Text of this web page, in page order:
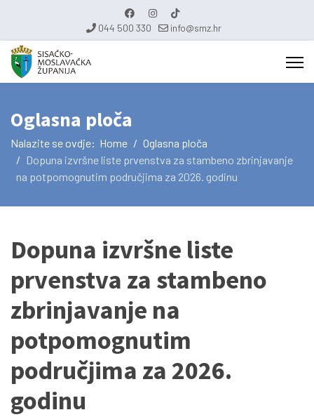
044 500 330 info@smz.hr
Oglasna ploča
Nalazite se ovdje: Home
Oglasna ploča
Dopuna izvršne liste prvenstva za stambeno zbrinjavanje
na potpomognutim područjima za 2026. godinu
Dopuna izvršne liste
prvenstva za stambeno
zbrinjavanje na
potpomognutim
područjima za 2026.
godinu